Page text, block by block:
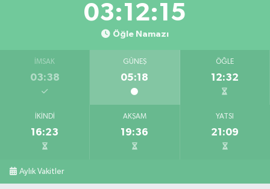
03:12:15
Öğle Namazı
İMSAK
03:38
GÜNEŞ
05:18
ÖĞLE
12:32
İKINDI
16:23
AKŞAM
19:36
YATSI
21:09
Aylık Vakitler